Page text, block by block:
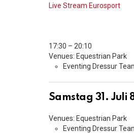
Live Stream Eurosport
17:30 – 20:10
Venues: Equestrian Park
Eventing Dressur
Samstag 31. Juli
Venues: Equestrian Park
Eventing Dressur